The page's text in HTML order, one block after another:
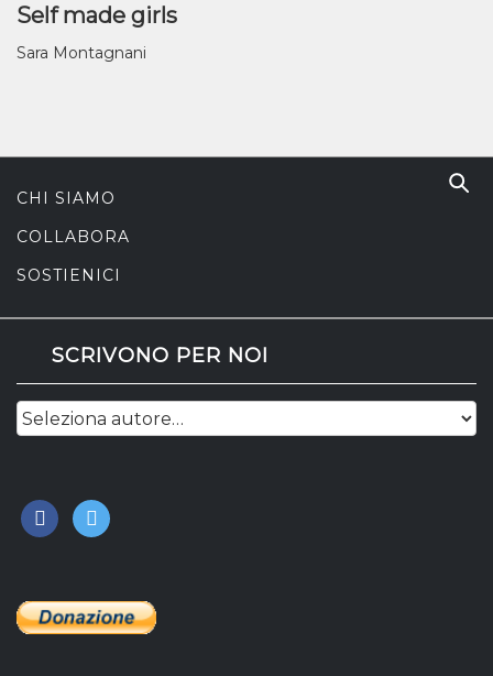
Self made girls
Sara Montagnani
CHI SIAMO
COLLABORA
SOSTIENICI
SCRIVONO PER NOI
facebook
twitter